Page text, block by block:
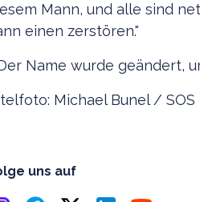
Mann, und alle sind
einen zerstören."
Name wurde geändert,
Michael Bunel / SOS
uns auf